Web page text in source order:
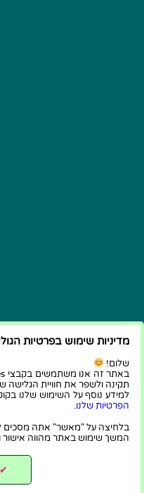
מדיניות שימוש בפרטיות
שלום!
תקינה ולשפר את חוויית הגלישה
למידע נוסף על השימוש שלנו
הפרטיות שלנו.
בלחיצה על "מאשר" אתה מסכים
המשך שימוש באתר מהווה אישור
✔